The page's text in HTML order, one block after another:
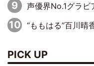
声優界No.1グラビア
“ももはる”百川晴香、夏っぽさ全開の浴衣姿
PICK UP